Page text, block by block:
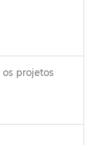
os projetos